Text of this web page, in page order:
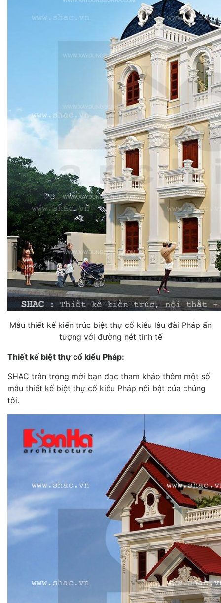
Mẫu thiết kế kiến trúc biệt thự cổ kiểu lâu đài Pháp ấn
tượng với đường nét tinh tế
Thiết kế biệt thự cổ kiểu Pháp:
SHAC trân trọng mời bạn đọc tham khảo thêm một số
mẫu thiết kế biệt thự cổ kiểu Pháp nổi bật của chúng
tôi.